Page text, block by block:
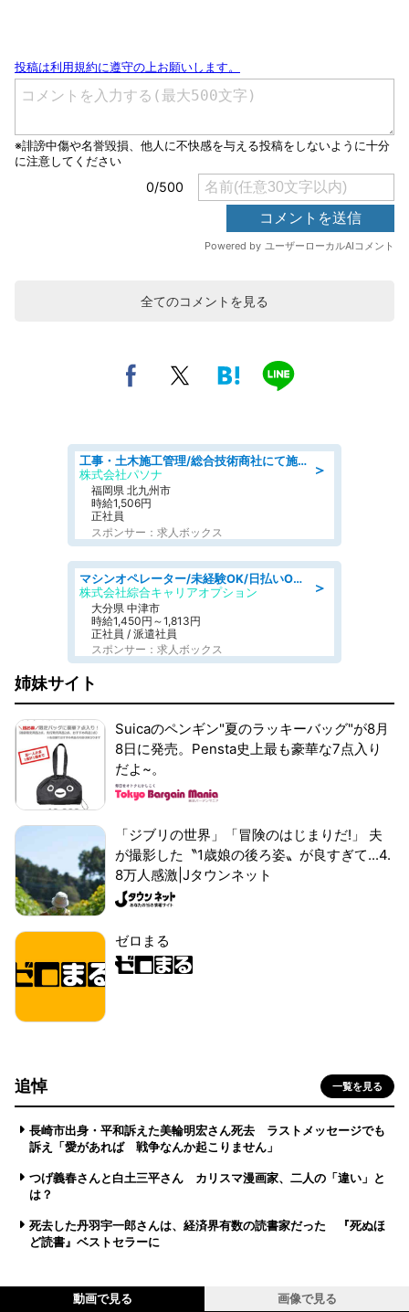
全てのコメントを見る
＞
工事・土木施工管理/総合技術商社にて施工管理のお仕事/即日勤務可/車通勤可/工事・土木施工管理/生産・品質管理
株式会社パソナ
福岡県 北九州市
時給1,506円
正社員
スポンサー：求人ボックス
＞
マシンオペレーター/未経験OK/日払いOK/交替制/20・30・40代活躍中/製造 工場
株式会社綜合キャリアオプション
大分県 中津市
時給1,450円～1,813円
正社員 / 派遣社員
スポンサー：求人ボックス
姉妹サイト
Suicaのペンギン"夏のラッキーバッグ"が8月
8日に発売。Pensta史上最も豪華な7点入り
だよ~。
「ジブリの世界」「冒険のはじまりだ!」 夫
が撮影した〝1歳娘の後ろ姿〟が良すぎて...4.
8万人感激|Jタウンネット
ゼロまる
追悼 一覧を見る
長崎市出身・平和訴えた美輪明宏さん死去 ラストメッセージでも
訴え「愛があれば 戦争なんか起こりません」
つげ義春さんと白土三平さん カリスマ漫画家、二人の「違い」と
は？
死去した丹羽宇一郎さんは、経済界有数の読書家だった 『死ぬほ
ど読書』ベストセラーに
動画で見る 画像で見る